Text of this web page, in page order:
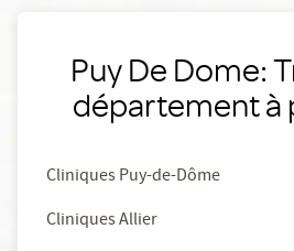
Puy De Dome:
département à
Cliniques Puy-de-Dôme
Cliniques Allier